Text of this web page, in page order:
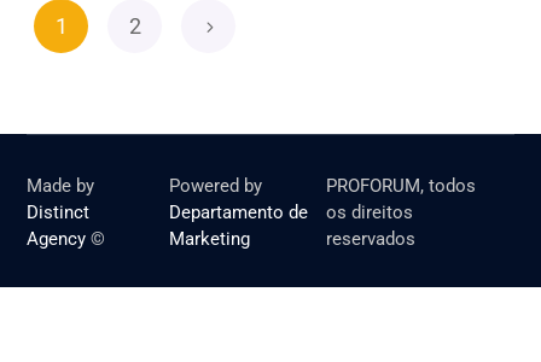
1 2
Made by
Distinct
Agency ©
Powered by
Departamento de
Marketing
PROFORUM, todos
os direitos
reservados